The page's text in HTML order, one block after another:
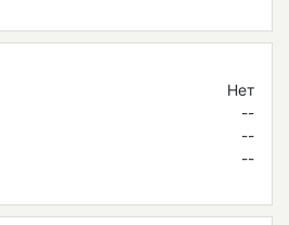
Нет
--
--
--